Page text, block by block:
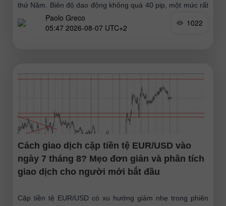
thứ Năm. Biên độ dao động không quá 40 pip, một mức rất
nhỏ đối với đồng bảng
Paolo Greco
05:47 2026-08-07 UTC+2
1022
Cách giao dịch cặp tiền tệ EUR/USD vào
ngày 7 tháng 8? Mẹo đơn giản và phân tích
giao dịch cho người mới bắt đầu
Cặp tiền tệ EUR/USD có xu hướng giảm nhẹ trong phiên